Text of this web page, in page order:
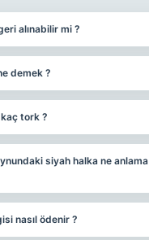
alınabilir mi ?
demek ?
tork ?
siyah halka ne anlama
nasıl ödenir ?